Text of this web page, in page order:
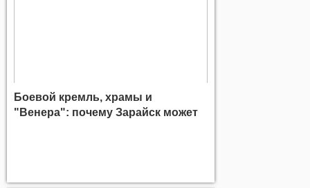
Боевой кремль, храмы и
"Венера": почему Зарайск может